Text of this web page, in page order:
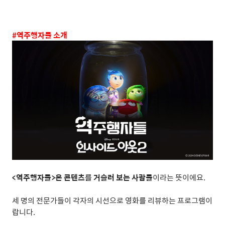
#역주행자들 소개
<역주행자들>은 콘텐츠를 거슬러 보는 사람들이라는 뜻이에요.
세 명의 전문가들이 각자의 시선으로 영화를 리뷰하는 프로그램이
랍니다.